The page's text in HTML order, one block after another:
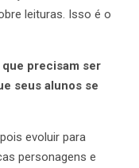
leituras. Isso é o
precisam ser
seus alunos se
evoluir para
personagens e